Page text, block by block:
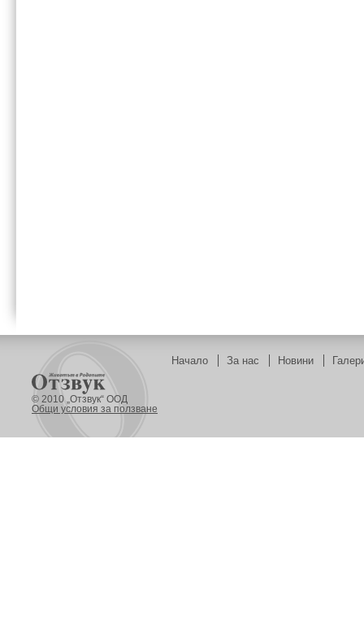
Начало За нас Новини
© 2010 „Отзвук“ ООД
Общи условия за ползване